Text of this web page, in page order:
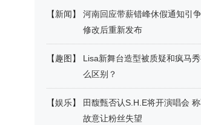
【新闻】
河南回应带薪错峰休假通知引
修改后重新发布
【趣图 】
Lisa新舞台造型被质疑和疯马
么区别？
【娱乐】
田馥甄否认S.H.E将开演唱会
故意让粉丝失望